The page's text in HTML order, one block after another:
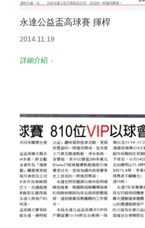
永達公益盃高球賽 揮桿
2014.11.19
詳細介紹